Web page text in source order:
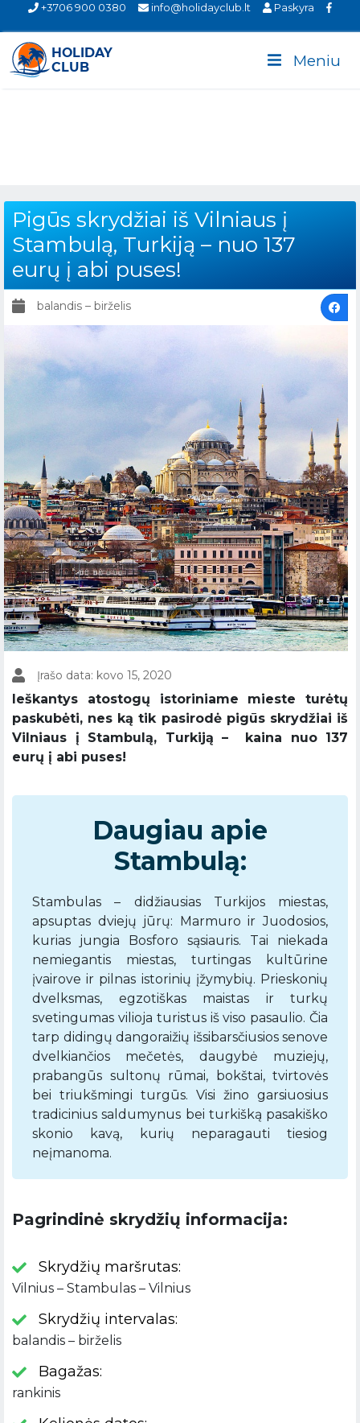
+3706 900 0380 info@holidayclub.lt Paskyra
Meniu
Pigūs skrydžiai iš Vilniaus į
Stambulą, Turkiją – nuo 137
eurų į abi puses!
balandis – birželis
Įrašo data: kovo 15, 2020
Ieškantys atostogų istoriniame mieste turėtų
paskubėti, nes ką tik pasirodė pigūs skrydžiai iš
Vilniaus į Stambulą, Turkiją – kaina nuo 137
eurų į abi puses!
Daugiau apie
Stambulą:
Stambulas – didžiausias Turkijos miestas,
apsuptas dviejų jūrų: Marmuro ir Juodosios,
kurias jungia Bosforo sąsiauris. Tai niekada
nemiegantis miestas, turtingas kultūrine
įvairove ir pilnas istorinių įžymybių. Prieskonių
dvelksmas, egzotiškas maistas ir turkų
svetingumas vilioja turistus iš viso pasaulio. Čia
tarp didingų dangoraižių išsibarsčiusios senove
dvelkiančios mečetės, daugybė muziejų,
prabangūs sultonų rūmai, bokštai, tvirtovės
bei triukšmingi turgūs. Visi žino garsiuosius
tradicinius saldumynus bei turkišką pasakiško
skonio kavą, kurių neparagauti tiesiog
neįmanoma.
Pagrindinė skrydžių informacija:
Skrydžių maršrutas:
Vilnius – Stambulas – Vilnius
Skrydžių intervalas:
balandis – birželis
Bagažas:
rankinis